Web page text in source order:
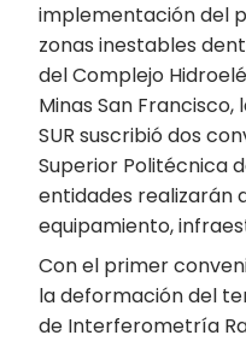
implementación del
zonas inestables
del Complejo
Minas San Francisco,
SUR suscribió dos
Superior Politécnica
entidades realizarán
equipamiento,
Con el primer
la deformación del
de Interferometría